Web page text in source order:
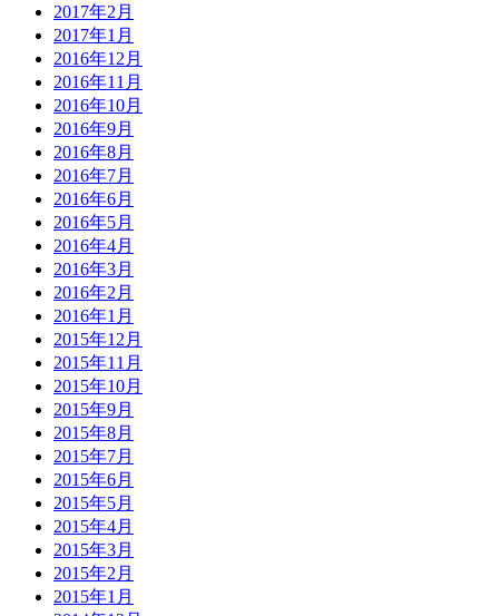
2017年2月
2017年1月
2016年12月
2016年11月
2016年10月
2016年9月
2016年8月
2016年7月
2016年6月
2016年5月
2016年4月
2016年3月
2016年2月
2016年1月
2015年12月
2015年11月
2015年10月
2015年9月
2015年8月
2015年7月
2015年6月
2015年5月
2015年4月
2015年3月
2015年2月
2015年1月